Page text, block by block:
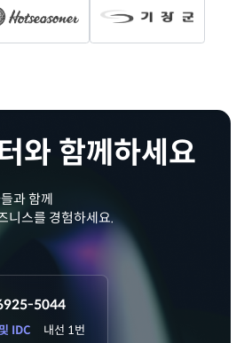
와 함께하세요
과 함께
니스를 경험하세요.
5044
IDC
내선 1번